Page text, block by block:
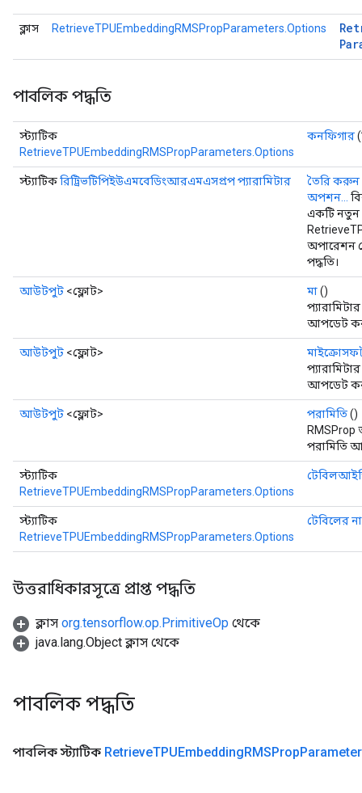
ক্লাস RetrieveTPUEmbeddingRMSPropParameters.Options
পাবলিক পদ্ধতি
স্ট্যাটিক
RetrieveTPUEmbeddingRMSPropParameters.Options
কনফিগার
স্ট্যাটিকরিট্রিভটিপিইউএমবেডিংআরএমএসপ্রপ প্যারামিটার তৈরি করুন
অপশন...
একটি নতুন
অপারেশন
পদ্ধতি।
আউটপুট <ফ্লোট> মা()
আপডেট
আউটপুট <ফ্লোট>
আপডেট
আউটপুট <ফ্লোট> পরামিতি()
RMSProp
পরামিতি
স্ট্যাটিক
RetrieveTPUEmbeddingRMSPropParameters.Options
স্ট্যাটিক
RetrieveTPUEmbeddingRMSPropParameters.Options
টেবিলের
উত্তরাধিকারসূত্রে প্রাপ্ত পদ্ধতি
ক্লাস org.tensorflow.op.PrimitiveOp থেকে
java.lang.Object ক্লাস থেকে
পাবলিক পদ্ধতি
পাবলিক স্ট্যাটিক RetrieveTPUEmbeddingRMSProp